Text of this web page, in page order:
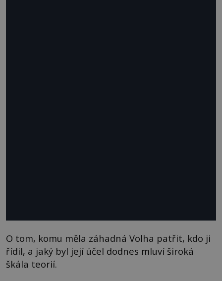
O tom, komu měla záhadná Volha patřit, kdo ji
řídil, a jaký byl její účel dodnes mluví široká
škála teorií.